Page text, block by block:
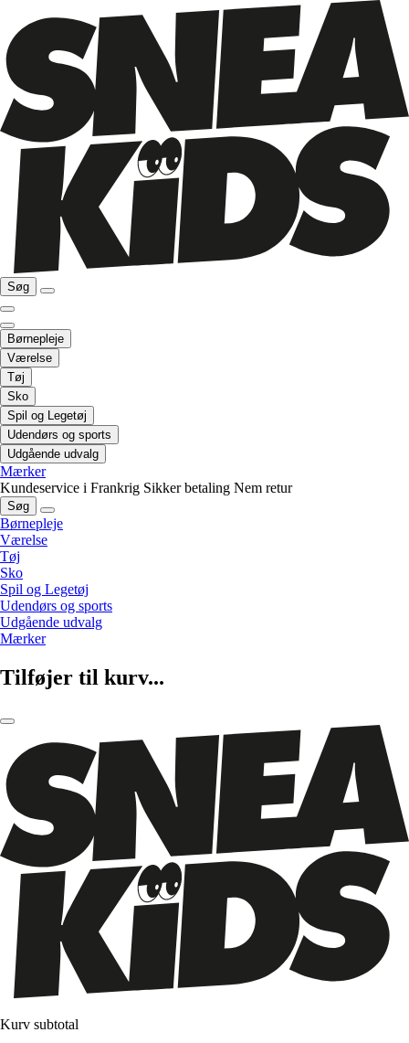
Søg
Børnepleje
Værelse
Tøj
Sko
Spil og Legetøj
Udendørs og sports
Udgående udvalg
Mærker
Kundeservice i Frankrig Sikker betaling Nem retur
Søg
Børnepleje
Værelse
Tøj
Sko
Spil og Legetøj
Udendørs og sports
Udgående udvalg
Mærker
Tilføjer til kurv...
Kurv subtotal